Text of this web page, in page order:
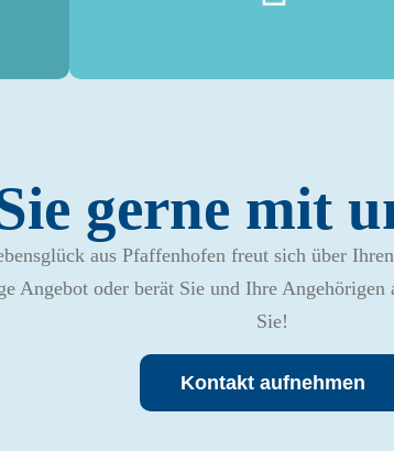
gerne mit
aus Pfaffenhofen freut sich über
Angebot oder berät Sie und Ihre
Sie!
Kontakt aufnehmen